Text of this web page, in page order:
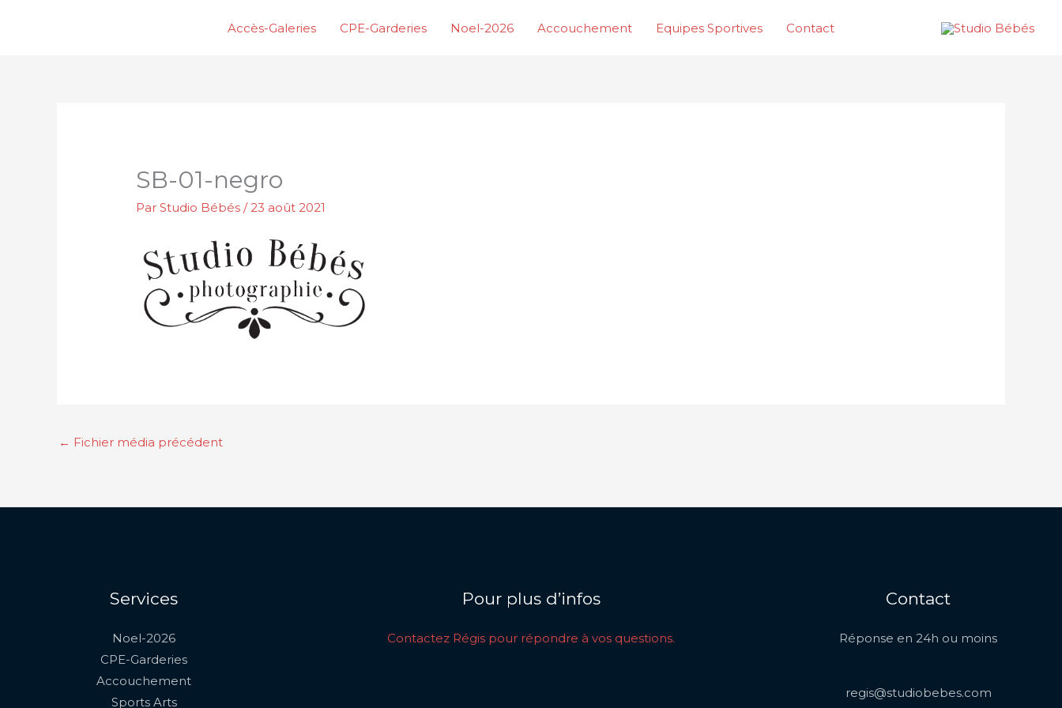
Accès-Galeries CPE-Garderies Noel-2026 Accouchement Equipes Sportives Contact
SB-01-negro
ParStudio Bébés/23 août 2021
← Fichier média précédent
Services
Noel-2026
CPE-Garderies
Accouchement
Sports Arts
Pour plus d’infos
Contactez Régis pour répondre à vos questions.
Contact
Réponse en 24h ou moins
regis@studiobebes.com